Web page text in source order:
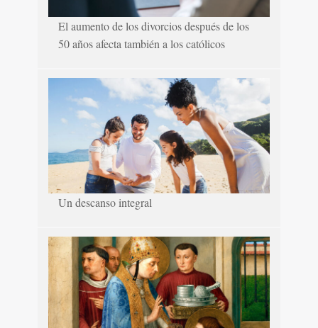
El aumento de los divorcios después de los
50 años afecta también a los católicos
Un descanso integral